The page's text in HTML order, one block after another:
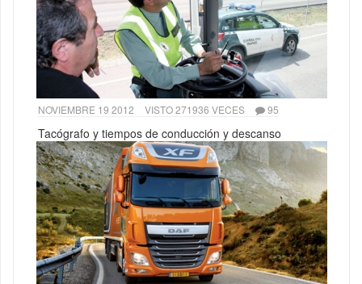
NOVIEMBRE 19 2012 VISTO 271936 VECES 95
Tacógrafo y tiempos de conducción y descanso